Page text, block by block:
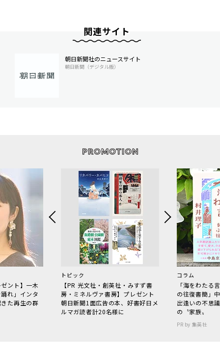
関連サイト
朝日新聞社のニュースサイト
朝日新聞（デジタル版）
ント】一木
れ」インタ
た再生の群
トピック
【PR 光文社・創英社・みすず書
房・ミネルヴァ書房】プレゼント
朝日新聞1面広告の本、好書好日メ
ルマガ読者計20名様に
コラム
「海をわた
の往復書簡」
出逢いの不思
の〝家族〟
PR by 集英社